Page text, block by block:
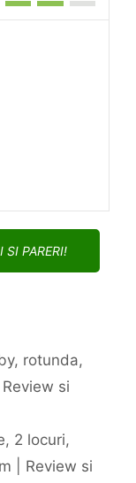
SI PARERI!
rotunda,
si
2 locuri,
| Review si